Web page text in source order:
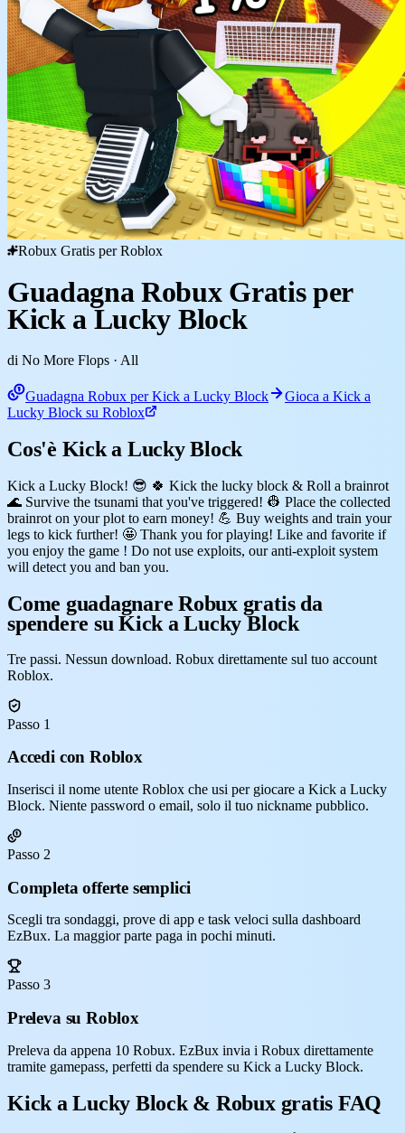
Robux Gratis per Roblox
Guadagna Robux Gratis per
Kick a Lucky Block
di No More Flops · All
Guadagna Robux per Kick a Lucky Block
Gioca a Kick a
Lucky Block su Roblox
Cos'è Kick a Lucky Block
Kick a Lucky Block! 😎 🍀 Kick the lucky block & Roll a brainrot
🌊 Survive the tsunami that you've triggered! 👷 Place the collected
brainrot on your plot to earn money! 💪 Buy weights and train your
legs to kick further! 🤩 Thank you for playing! Like and favorite if
you enjoy the game ! Do not use exploits, our anti-exploit system
will detect you and ban you.
Come guadagnare Robux gratis da
spendere su Kick a Lucky Block
Tre passi. Nessun download. Robux direttamente sul tuo account
Roblox.
Passo 1
Accedi con Roblox
Inserisci il nome utente Roblox che usi per giocare a Kick a Lucky
Block. Niente password o email, solo il tuo nickname pubblico.
Passo 2
Completa offerte semplici
Scegli tra sondaggi, prove di app e task veloci sulla dashboard
EzBux. La maggior parte paga in pochi minuti.
Passo 3
Preleva su Roblox
Preleva da appena 10 Robux. EzBux invia i Robux direttamente
tramite gamepass, perfetti da spendere su Kick a Lucky Block.
Kick a Lucky Block & Robux gratis FAQ